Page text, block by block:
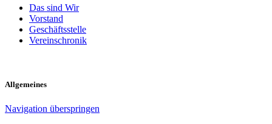
Das sind Wir
Vorstand
Geschäftsstelle
Vereinschronik
Allgemeines
Navigation überspringen